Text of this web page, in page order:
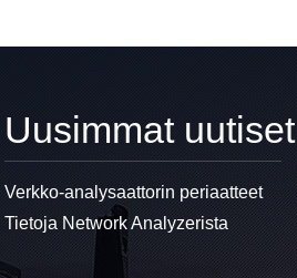
Uusimmat uutiset
Verkko-analysaattorin periaatteet
Tietoja Network Analyzerista